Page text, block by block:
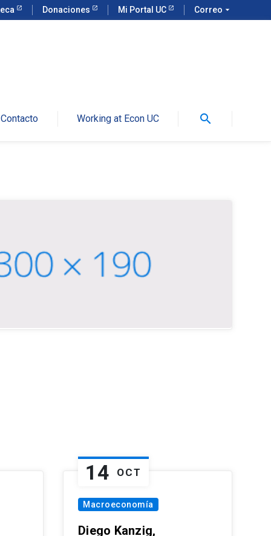
Donaciones Mi Portal UC Correo arrow_drop_down
Contacto Working at Econ UC search
14 OCT
Macroeconomía
Diego Kanzig,